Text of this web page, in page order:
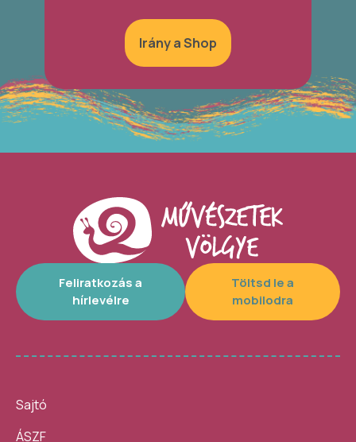
Irány a Shop
Feliratkozás a
hírlevélre
Töltsd le a
mobilodra
Sajtó
ÁSZF